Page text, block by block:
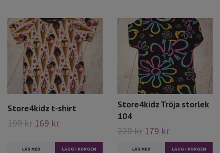
Store4kidz t-shirt
199 kr 169 kr
LÄS MER LÄGG I KORGEN
Store4kidz Tröja storlek
104
229 kr 179 kr
LÄS MER LÄGG I KORGEN